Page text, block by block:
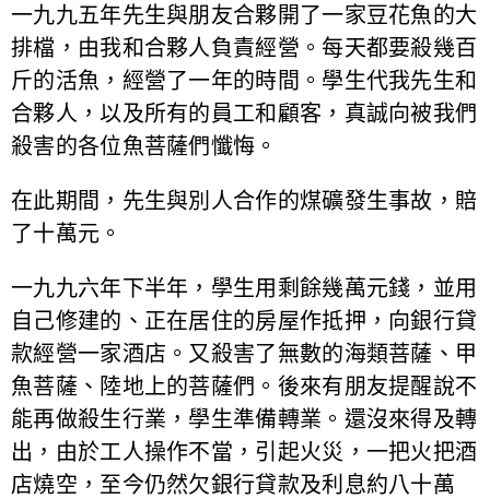
一九九五年先生與朋友合夥開了一家豆花魚的大
排檔，由我和合夥人負責經營。每天都要殺幾百
斤的活魚，經營了一年的時間。學生代我先生和
合夥人，以及所有的員工和顧客，真誠向被我們
殺害的各位魚菩薩們懺悔。
在此期間，先生與別人合作的煤礦發生事故，賠
了十萬元。
一九九六年下半年，學生用剩餘幾萬元錢，並用
自己修建的、正在居住的房屋作抵押，向銀行貸
款經營一家酒店。又殺害了無數的海類菩薩、甲
魚菩薩、陸地上的菩薩們。後來有朋友提醒說不
能再做殺生行業，學生準備轉業。還沒來得及轉
出，由於工人操作不當，引起火災，一把火把酒
店燒空，至今仍然欠銀行貸款及利息約八十萬